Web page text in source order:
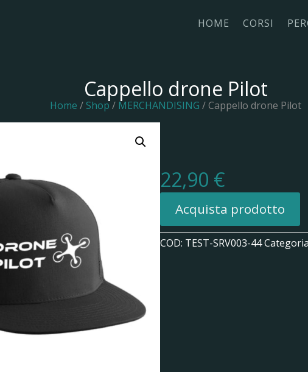
HOME CORSI
Cappello drone Pilot
Home / Shop/ MERCHANDISING / Cappello drone Pilot
22,90 €
Acquista prodotto
COD: TEST-SRV003-44